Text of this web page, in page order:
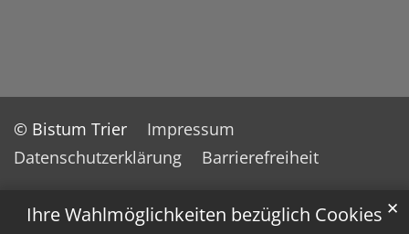
Ihre Wahlmöglichkeiten bezüglich Cookies ✕
© Bistum Trier
Impressum
Datenschutzerklärung
Barrierefreiheit